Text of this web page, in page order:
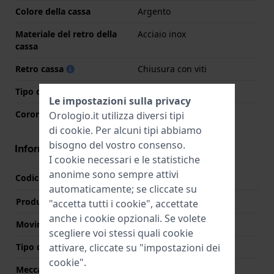
Colore della cassa
Argento
Materiale del retro della
cassa
Acciaio inox
Retro cassa
Chiusura con viti
Tipo di vetro
Corona
Spingere la corona
Informazioni del movimento
Codice Movimento BJ0889(Vedi specifiche
Produttore Movimento
Bao Jie
Movimento svizzero
No
Tipo di display
Digitale
Meccanismo
Le impostazioni sulla privacy
Orologio.it utilizza diversi tipi
di cookie. Per alcuni tipi abbiamo
bisogno del vostro consenso.
I cookie necessari e le statistiche
anonime sono sempre attivi
automaticamente; se cliccate su
"accetta tutti i cookie", accettate
anche i cookie opzionali. Se volete
scegliere voi stessi quali cookie
attivare, cliccate su "impostazioni dei
cookie".